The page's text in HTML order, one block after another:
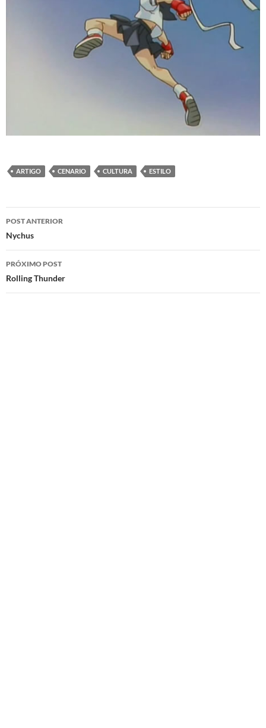
ARTIGO CENARIO CULTURA ESTILO
Navegação
de
posts
POST ANTERIOR
Nychus
PRÓXIMO POST
Rolling Thunder